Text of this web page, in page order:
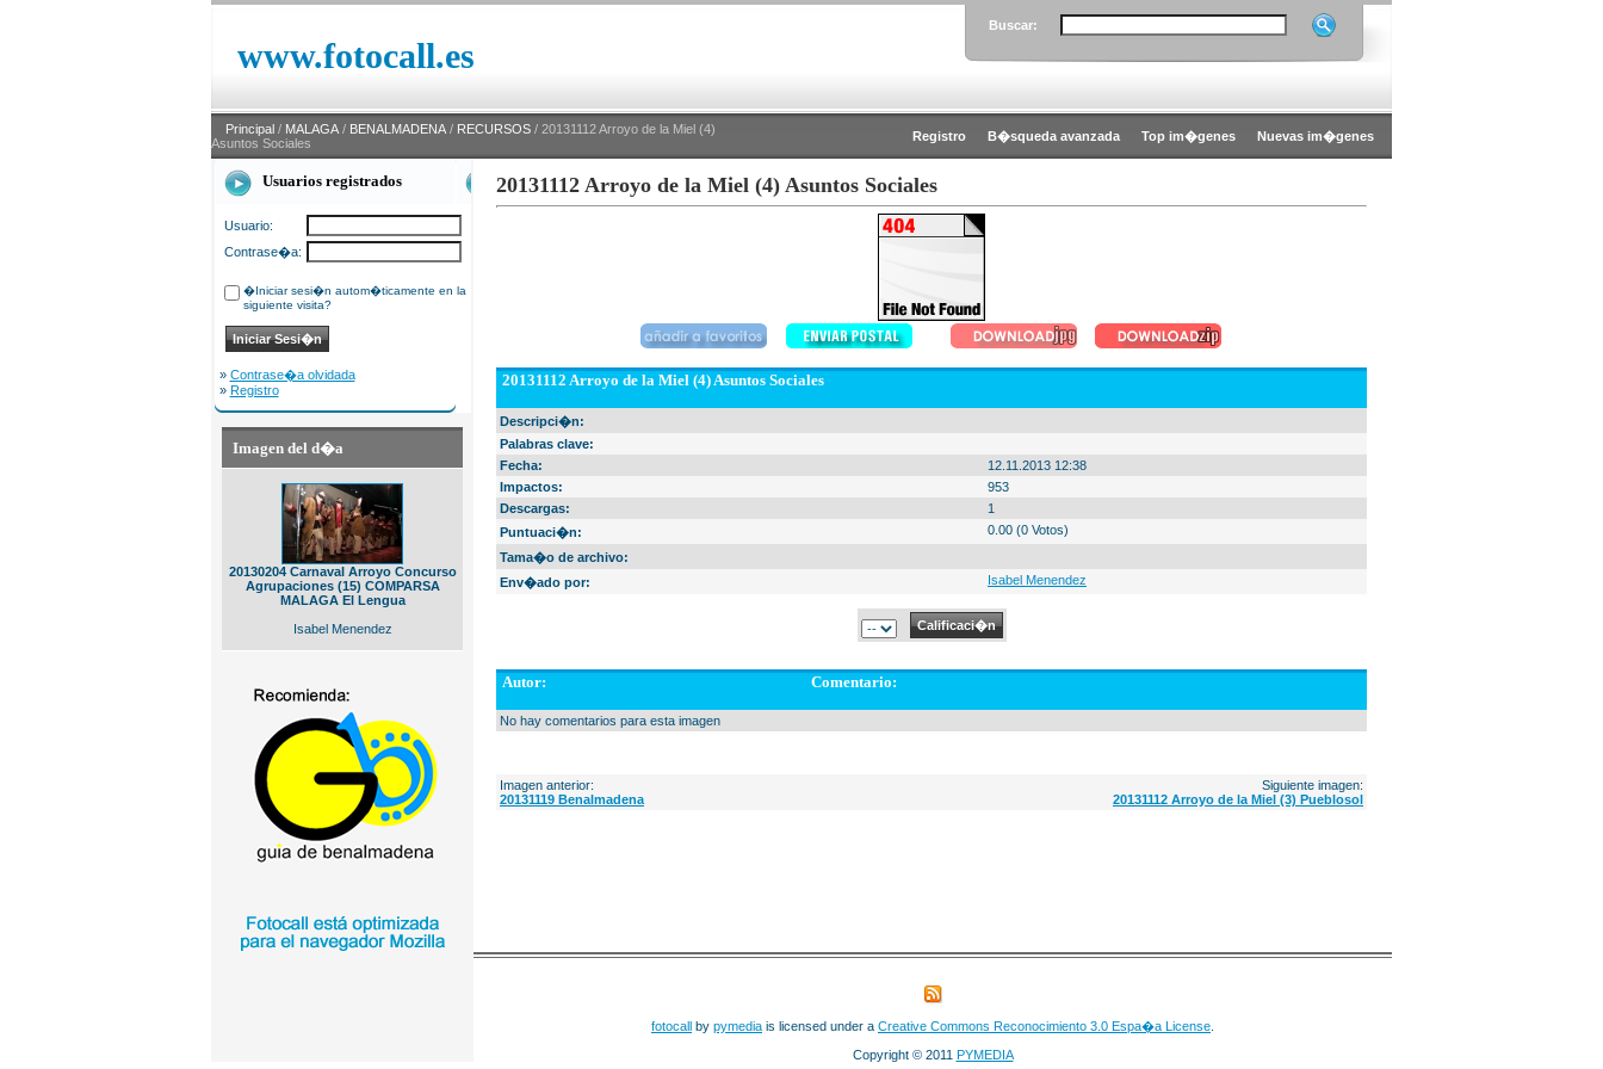
www.fotocall.es
Buscar:
Principal / MALAGA / BENALMADENA / RECURSOS / 20131112 Arroyo de la Miel (4)
Asuntos Sociales
Registro B�squeda avanzada Top im�genes Nuevas im�genes
Usuarios registrados
Usuario:
Contrase�a:
�Iniciar sesi�n autom�ticamente en la
siguiente visita?
» Contrase�a olvidada
» Registro
Imagen del d�a
20130204 Carnaval Arroyo Concurso
Agrupaciones (15) COMPARSA
MALAGA El Lengua
Isabel Menendez
20131112 Arroyo de la Miel (4) Asuntos Sociales
20131112 Arroyo de la Miel (4) Asuntos Sociales
Descripci�n:
Palabras clave:
Fecha:
12.11.2013 12:38
Impactos:
953
Descargas:
1
Puntuaci�n:
0.00 (0 Votos)
Tama�o de archivo:
Env�ado por:
Isabel Menendez
Autor: Comentario:
No hay comentarios para esta imagen
Imagen anterior:
20131119 Benalmadena
Siguiente imagen:
20131112 Arroyo de la Miel (3) Pueblosol
fotocall by pymedia is licensed under a Creative Commons Reconocimiento 3.0 Espa�a License
Copyright © 2011 PYMEDIA